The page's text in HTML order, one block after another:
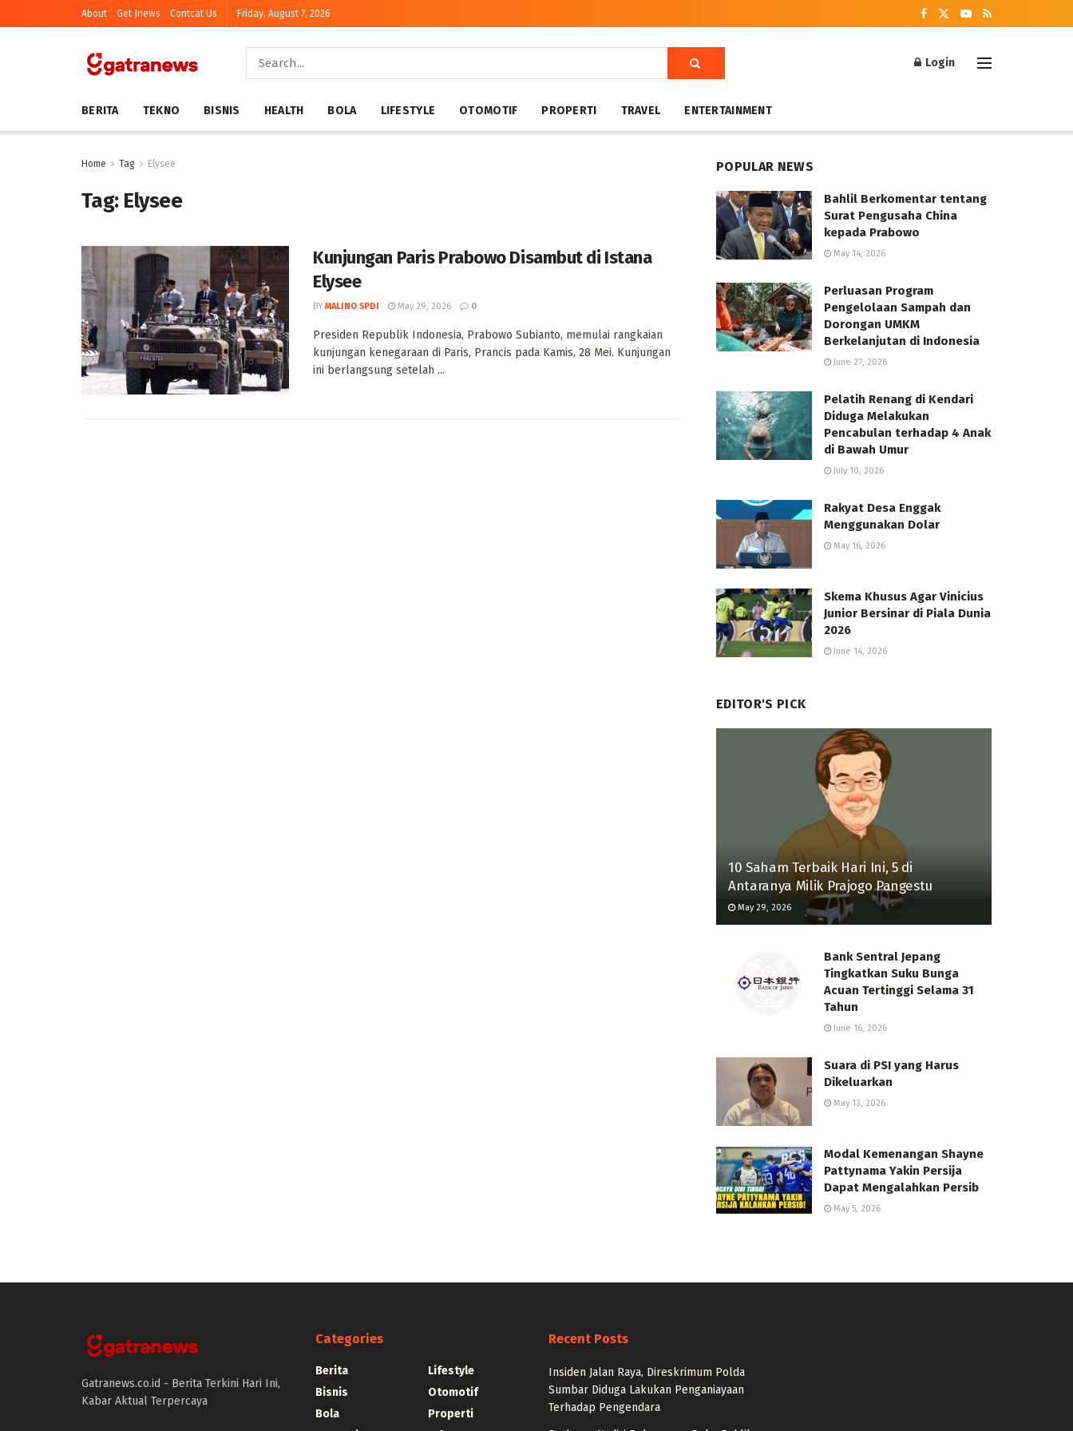
About Get Jnews Contcat Us Friday, August 7, 2026
Login
BERITA TEKNO BISNIS HEALTH BOLA LIFESTYLE OTOMOTIF PROPERTI TRAVEL ENTERTAINMENT
Home Tag Elysee
Tag: Elysee
Kunjungan Paris Prabowo Disambut di Istana
Elysee
BY MALINO SPDI May 29, 2026 0
Presiden Republik Indonesia, Prabowo Subianto, memulai rangkaian
kunjungan kenegaraan di Paris, Prancis pada Kamis, 28 Mei. Kunjungan
ini berlangsung setelah ...
POPULAR NEWS
Bahlil Berkomentar tentang
Surat Pengusaha China
kepada Prabowo
May 14, 2026
Perluasan Program
Pengelolaan Sampah dan
Dorongan UMKM
Berkelanjutan di Indonesia
June 27, 2026
Pelatih Renang di Kendari
Diduga Melakukan
Pencabulan terhadap 4 Anak
di Bawah Umur
July 10, 2026
Rakyat Desa Enggak
Menggunakan Dolar
May 16, 2026
Skema Khusus Agar Vinicius
Junior Bersinar di Piala Dunia
2026
June 14, 2026
EDITOR'S PICK
10 Saham Terbaik Hari Ini, 5 di
Antaranya Milik Prajogo Pangestu
May 29, 2026
Bank Sentral Jepang
Tingkatkan Suku Bunga
Acuan Tertinggi Selama 31
Tahun
June 16, 2026
Suara di PSI yang Harus
Dikeluarkan
May 13, 2026
Modal Kemenangan Shayne
Pattynama Yakin Persija
Dapat Mengalahkan Persib
May 5, 2026
Gatranews.co.id - Berita Terkini Hari Ini,
Kabar Aktual Terpercaya
Categories
Berita
Bisnis
Bola
Lifestyle
Otomotif
Properti
Recent Posts
Insiden Jalan Raya, Direskrimum Polda
Sumbar Diduga Lakukan Penganiayaan
Terhadap Pengendara